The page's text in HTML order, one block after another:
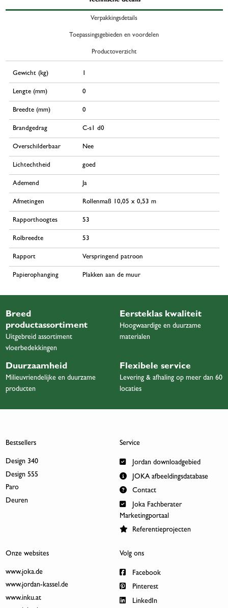
Verpakkingsdetails
Toepassingsgebieden en voordelen
Productoverzicht
Gewicht (kg) 1
Lengte (mm) 0
Breedte (mm) 0
Brandgedrag C-s1 d0
Overschilderbaar Nee
Lichtechtheid goed
Ademend Ja
Afmetingen Rollenmaß 10,05 x 0,53 m
Rapporthoogtes 53
Rolbreedte 53
Rapport Verspringend patroon
Papierophanging Plakken aan de muur
Breed
productassortiment
Uitgebreid assortiment
vloerbedekkingen
Eersteklas kwaliteit
Hoogwaardige en duurzame
materialen
Duurzaamheid
Milieuvriendelijke en duurzame
producten
Flexibele service
Levering & afhaling op meer dan 60
locaties
Bestsellers
Design 340
Design 555
Paro
Deuren
Service
Jordan downloadgebied
JOKA afbeeldingsdatabase
Contact
Joka Fachberater
Marketingportaal
Referentieprojecten
Onze websites
www.joka.de
www.jordan-kassel.de
www.inku.at
Volg ons
Facebook
Pinterest
LinkedIn